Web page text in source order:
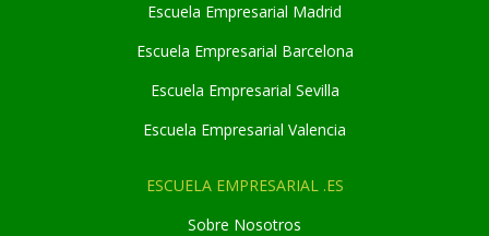
Escuela Empresarial Madrid
Escuela Empresarial Barcelona
Escuela Empresarial Sevilla
Escuela Empresarial Valencia
ESCUELA EMPRESARIAL .ES
Sobre Nosotros